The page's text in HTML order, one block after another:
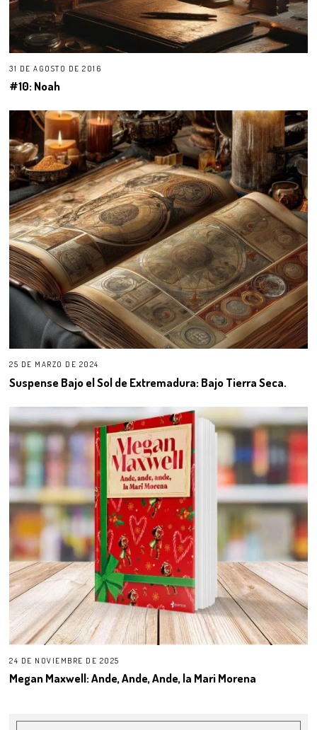
31 DE AGOSTO DE 2016
#10: Noah
25 DE MARZO DE 2024
Suspense Bajo el Sol de Extremadura: Bajo Tierra Seca.
24 DE NOVIEMBRE DE 2025
Megan Maxwell: Ande, Ande, Ande, la Mari Morena